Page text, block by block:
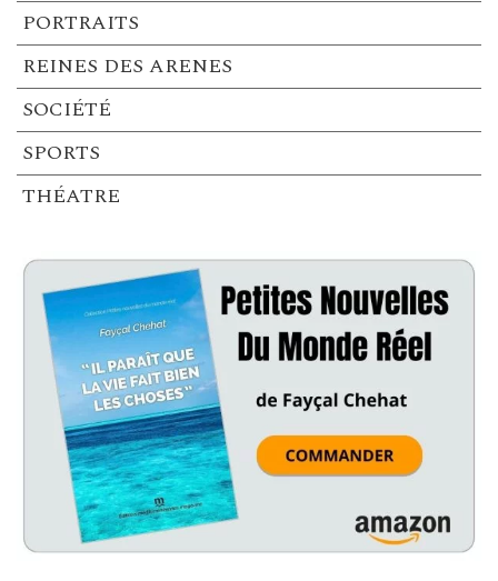
PORTRAITS
REINES DES ARENES
SOCIÉTÉ
SPORTS
THÉATRE